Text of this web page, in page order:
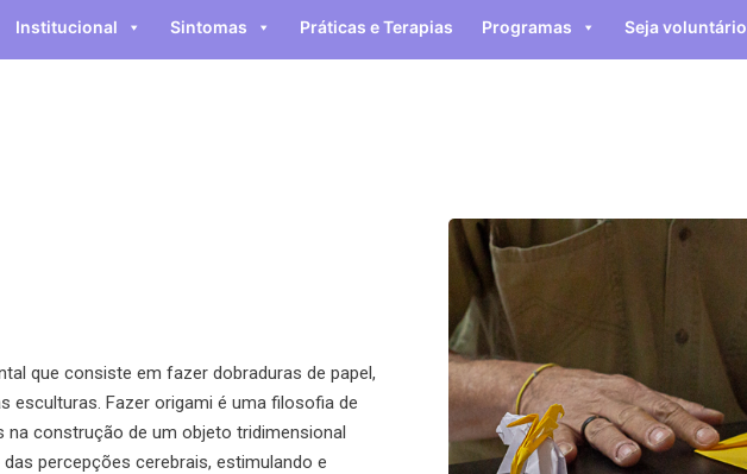
Institucional Sintomas Práticas e Terapias Programas Seja voluntário
que consiste em fazer dobraduras de papel,
esculturas. Fazer origami é uma filosofia de
na construção de um objeto tridimensional
percepções cerebrais, estimulando e